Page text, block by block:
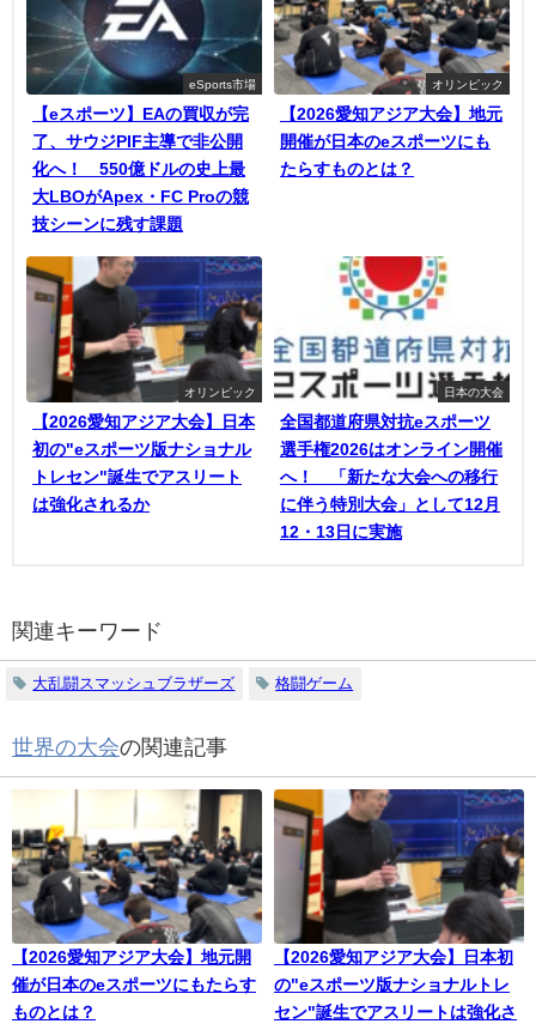
eSports市場
【eスポーツ】EAの買収が完
了、サウジPIF主導で非公開
化へ！ 550億ドルの史上最
大LBOがApex・FC Proの競
技シーンに残す課題
オリンピック
【2026愛知アジア大会】地元
開催が日本のeスポーツにも
たらすものとは？
オリンピック
【2026愛知アジア大会】日本
初の"eスポーツ版ナショナル
トレセン"誕生でアスリート
は強化されるか
日本の大会
全国都道府県対抗eスポーツ
選手権2026はオンライン開催
へ！ 「新たな大会への移行
に伴う特別大会」として12月
12・13日に実施
関連キーワード
大乱闘スマッシュブラザーズ 格闘ゲーム
世界の大会の関連記事
【2026愛知アジア大会】地元開
催が日本のeスポーツにもたらす
ものとは？
【2026愛知アジア大会】日本初
の"eスポーツ版ナショナルトレ
セン"誕生でアスリートは強化さ